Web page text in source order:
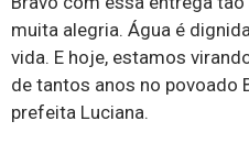
muita alegria. Água é
vida. E hoje, estamos
de tantos anos no povoado
prefeita Luciana.